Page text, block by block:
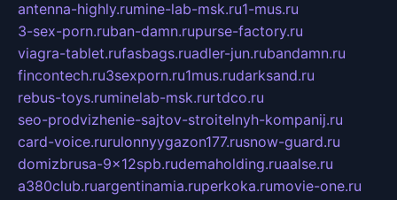
antenna-highly.rumine-lab-msk.ru1-mus.ru
3-sex-porn.ruban-damn.rupurse-factory.ru
viagra-tablet.rufasbags.ruadler-jun.rubandamn.ru
fincontech.ru3sexporn.ru1mus.rudarksand.ru
rebus-toys.ruminelab-msk.rurtdco.ru
seo-prodvizhenie-sajtov-stroitelnyh-kompanij.ru
card-voice.rurulonnyygazon177.rusnow-guard.ru
domizbrusa-9x12spb.rudemaholding.ruaalse.ru
a380club.ruargentinamia.ruperkoka.rumovie-one.ru